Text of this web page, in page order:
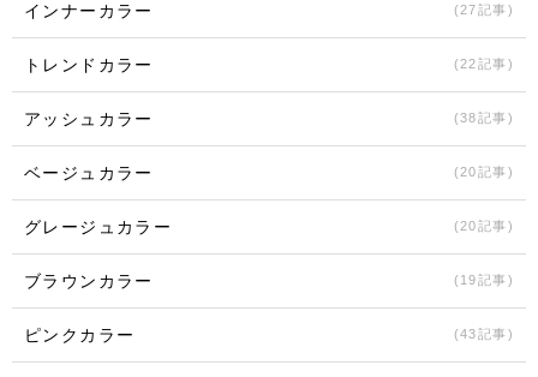
インナーカラー (27記事)
トレンドカラー (22記事)
アッシュカラー (38記事)
ベージュカラー (20記事)
グレージュカラー (20記事)
ブラウンカラー (19記事)
ピンクカラー (43記事)